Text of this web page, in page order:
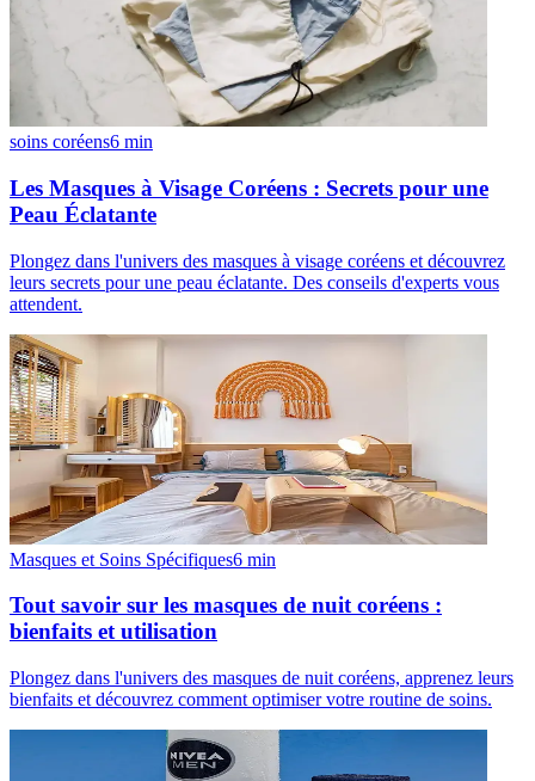
soins coréens6 min
Les Masques à Visage Coréens : Secrets pour une
Peau Éclatante
Plongez dans l'univers des masques à visage coréens et découvrez
leurs secrets pour une peau éclatante. Des conseils d'experts vous
attendent.
Masques et Soins Spécifiques6 min
Tout savoir sur les masques de nuit coréens :
bienfaits et utilisation
Plongez dans l'univers des masques de nuit coréens, apprenez leurs
bienfaits et découvrez comment optimiser votre routine de soins.